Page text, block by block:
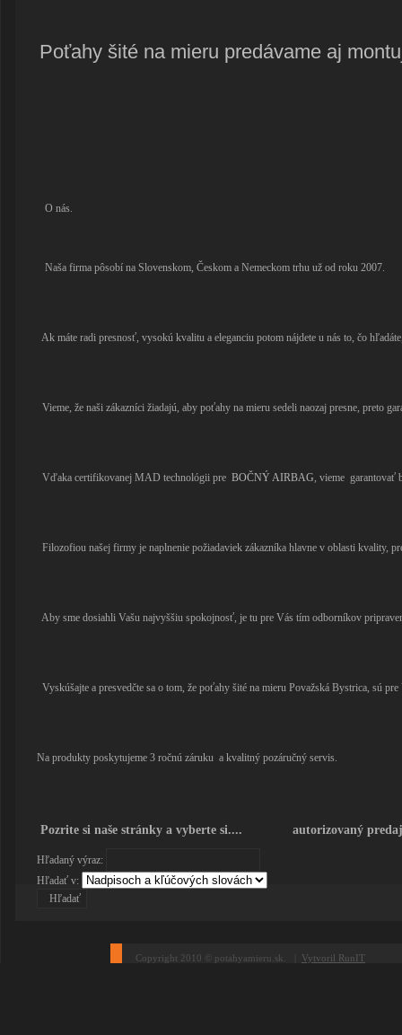
Poťahy šité na mieru predávame aj
O nás.
Naša firma pôsobí na Slovenskom, Českom a Nemeckom trhu už od roku 2007.
Ak máte radi presnosť, vysokú kvalitu a eleganciu potom nájdete u nás to, čo
Vieme, že naši zákazníci žiadajú, aby poťahy na mieru sedeli naozaj presne, preto
Vďaka certifikovanej MAD technológii pre BOČNÝ AIRBAG, vieme garantovať
Filozofiou našej firmy je naplnenie požiadaviek zákazníka hlavne v oblasti kvality,
Aby sme dosiahli Vašu najvyššiu spokojnosť, je tu pre Vás tím odborníkov
Vyskúšajte a presvedčte sa o tom, že poťahy šité na mieru Považská Bystrica, sú
Na produkty poskytujeme 3 ročnú záruku a kvalitný pozáručný servis.
Pozrite si naše stránky a vyberte si.... autorizovaný predaj
Hľadaný výraz:
Hľadať v:
Copyright 2010 © potahyamieru.sk. | Vytvoril RunIT